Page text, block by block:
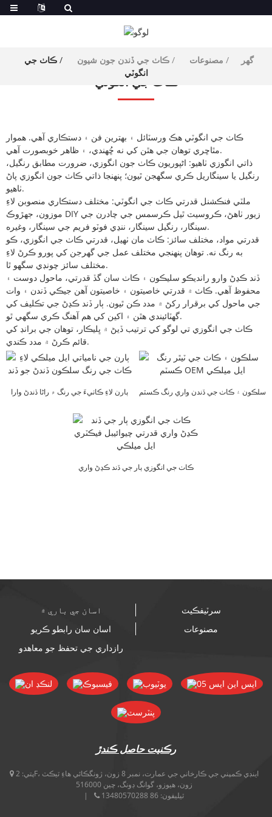
گھر مصنوعات ڪاٺ جي ڏندن جون شيون
ڪاٺ جي
انگوٽي
ڪاٺ جي انگوٽي
ڪاٺ جي انگوٽي هڪ ورسٽائل ۽ بهترين فن ۽ دستڪاري آهي. هموار
مٿاڇري توهان جي هٿن کي نه ڇُهندي، ۽ ظاهر خوبصورت آهي.
ذاتي انگوزي ٺاهيو: اڻپوريون ڪاٺ جون انگوزي، ضرورت مطابق رنگيل،
رنگيل يا سينگاريل ڪري سگهجن ٿيون؛ پنهنجا ذاتي ڪاٺ جون انگوزي پاڻ
ٺاهيو.
ملٽي فنڪشنل قدرتي ڪاٺ جي انگوٽي: مختلف دستڪاري منصوبن لاءِ
موزون، جهڙوڪ DIY زيور ٺاهڻ، ڪروسيٽ ٿيل ڪرسمس جي چادرن جي
سينگار، رنگيل سينگار، ننڍي فوٽو فريم جي سينگار، وغيره.
قدرتي مواد، مختلف سائز: ڪاٺ مان ٺهيل، قدرتي ڪاٺ جي انگوزي، ڪو
به رنگ نه. توهان پنهنجي مختلف عمل جي گهرجن کي پورو ڪرڻ لاءِ
مختلف سائز چونڊي سگهو ٿا.
ڏند ڪڍڻ وارو رانديڪو سليڪون ۽ ڪاٺ سان گڏ قدرتي، ماحول دوست ۽
محفوظ آهي. ڪاٺ ۾ قدرتي خاصيتون ۽ خاصيتون آهن جيڪي ڏندن ۽ وات
جي ماحول کي برقرار رکڻ ۾ مدد ڪن ٿيون. ٻار ڏند ڪڍڻ جي تڪليف کي
گهٽائيندي هٿن ۽ اکين کي هم آهنگ ڪري سگهي ٿو.
ڪاٺ جي انگوزي تي لوگو کي ترتيب ڏيڻ ۾ ڀليڪار، توهان جي برانڊ کي
قائم ڪرڻ ۾ مدد ڪندي.
ٻارن لاءِ ڪاٺيءَ جي رنگ ۾ راڻا ڏندڻ وارا
سلڪون ۽ ڪاٺ جي ڏندن واري رنگ ڪسٽم
ڪاٺ جي انگوزي ٻار جي ڏند ڪڍڻ واري
اسان جي باري ۾
سرٽيفڪيٽ
اسان سان رابطو ڪريو
مصنوعات
رازداري جي تحفظ جو معاهدو
رڪنيت حاصل ڪندڙ
پتي: 2F، اينڊي ڪمپني جي ڪارخاني جي عمارت، نمبر 8 زون، ژونگڪائي هاءِ ٽيڪٽ
زون، هيوزو، گوانگ ڊونگ، چين 516000
ٽيليفون: 86 13480570288